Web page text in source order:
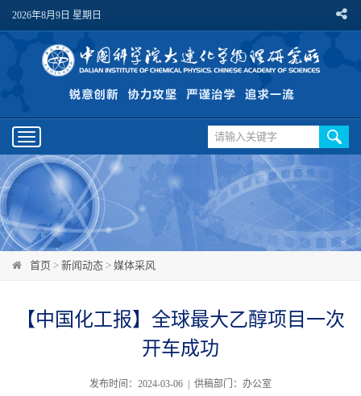
2026年8月9日 星期日
Toggle
navigation
首页 > 新闻动态 > 媒体采风
【中国化工报】全球最大乙醇项目一次
开车成功
发布时间：2024-03-06 | 供稿部门：办公室